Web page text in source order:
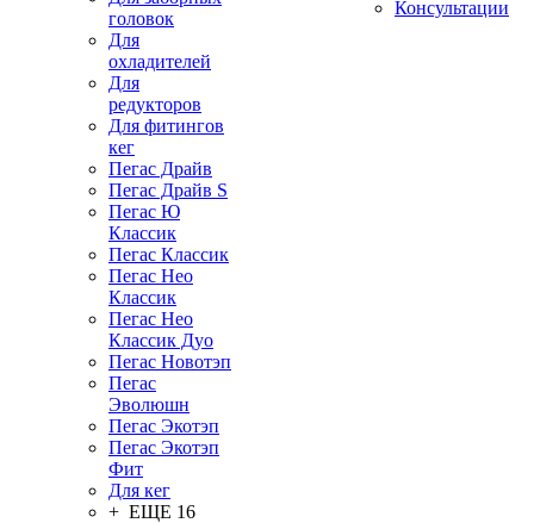
головок
Для
охладителей
Для
редукторов
Для фитингов
кег
Пегас Драйв
Пегас Драйв S
Пегас Ю
Классик
Пегас Классик
Пегас Нео
Классик
Пегас Нео
Классик Дуо
Пегас Новотэп
Пегас
Эволюшн
Пегас Экотэп
Пегас Экотэп
Фит
Для кег
+ ЕЩЕ 16
Консультации